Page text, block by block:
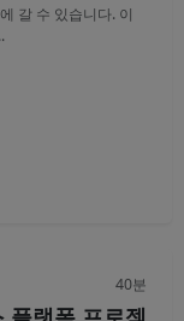
갈 수 있습니다. 이
40분